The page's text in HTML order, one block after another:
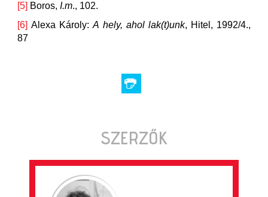
[5] Boros, I.m., 102.
[6] Alexa Károly:A hely, ahol lak(t)unk, Hitel, 1992/4.,
87
SZERZŐK